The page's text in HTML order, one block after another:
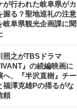
が行われた岐阜県がカ
握る？聖地巡礼の注意
岐阜県観光企画課に聞
照之がTBSドラマ
』の続編映画に
へ、『半沢直樹』チー
福澤克雄Pの揺るがな
頼